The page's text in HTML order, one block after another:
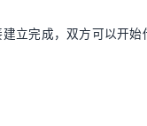
立完成，双方可以开始